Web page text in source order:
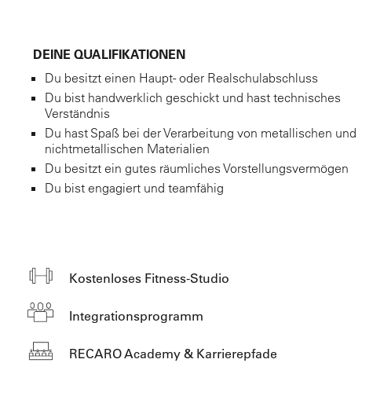
DEINE QUALIFIKATIONEN
Du besitzt einen Haupt- oder Realschulabschluss
Du bist handwerklich geschickt und hast technisches
Verständnis
Du hast Spaß bei der Verarbeitung von metallischen und
nichtmetallischen Materialien
Du besitzt ein gutes räumliches Vorstellungsvermögen
Du bist engagiert und teamfähig
Kostenloses Fitness-Studio
Integrationsprogramm
RECARO Academy & Karrierepfade